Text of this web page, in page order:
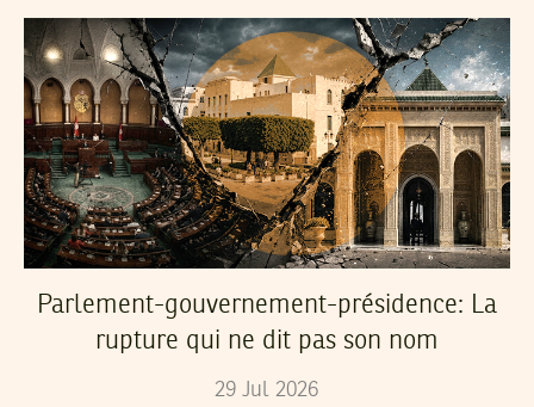
Parlement-gouvernement-présidence: La
rupture qui ne dit pas son nom
29 Jul 2026